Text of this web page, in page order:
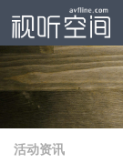
跳至内容
活动资讯